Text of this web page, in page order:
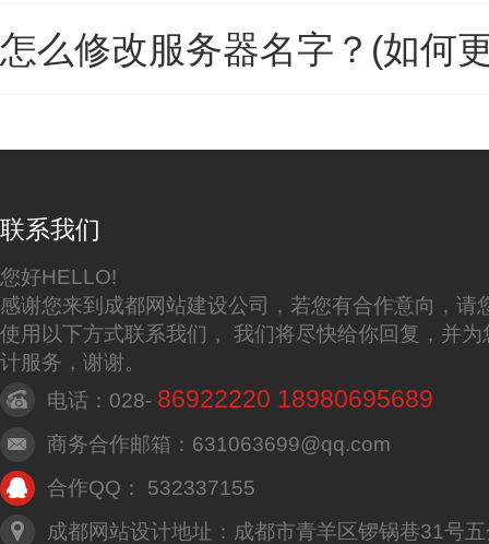
怎么修改服务器名字？(如何
联系我们
您好HELLO!
感谢您来到成都网站建设公司，若您有合作意向，请
使用以下方式联系我们， 我们将尽快给你回复，并
计服务，谢谢。
电话：028- 86922220 18980695689
商务合作邮箱：631063699@qq.com
合作QQ： 532337155
成都网站设计地址：成都市青羊区锣锅巷31号